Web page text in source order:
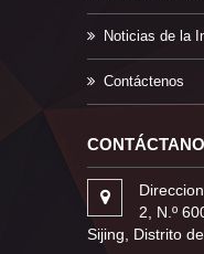
Noticias de la
Contáctenos
2, N.º
Sijing, Distrito